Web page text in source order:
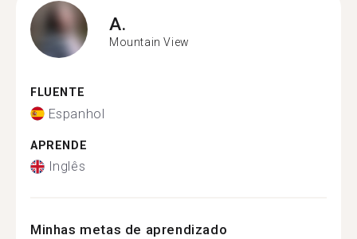
A.
Mountain View
FLUENTE
Espanhol
APRENDE
Inglês
Minhas metas de aprendizado